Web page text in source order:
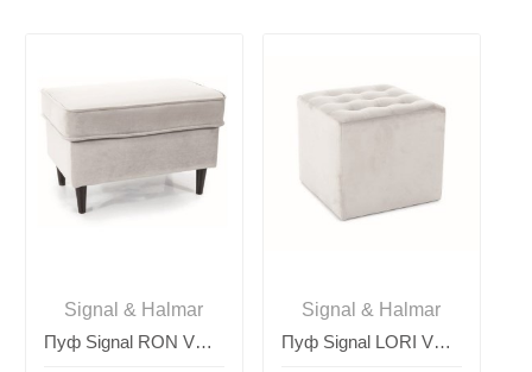
Signal & Halmar
Пуф Signal RON VELVET (светло-серый/венге)
Signal & Halmar
Пуф Signal LORI VELVET (светло-серый)